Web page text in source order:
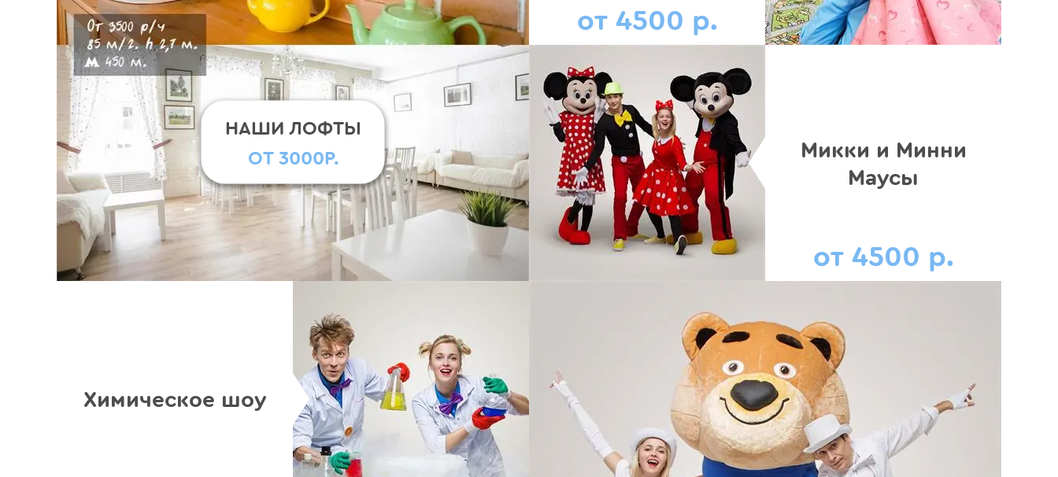
НАШИ ЛОФТЫ
ОТ 3000Р.
от 4500 р.
Микки и Минни
Маусы
от 4500 р.
Химическое шоу